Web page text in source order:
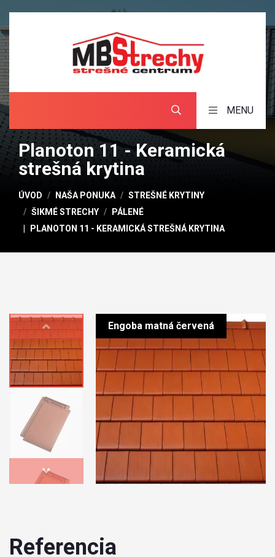
MENU
Planoton 11 - Keramická
strešná krytina
ÚVOD NAŠA PONUKA
STREŠNÉ KRYTINY
ŠIKMÉ STRECHY
PÁLENÉ
PLANOTON 11 - KERAMICKÁ STREŠNÁ KRYTINA
Engoba matná červená
Referencia